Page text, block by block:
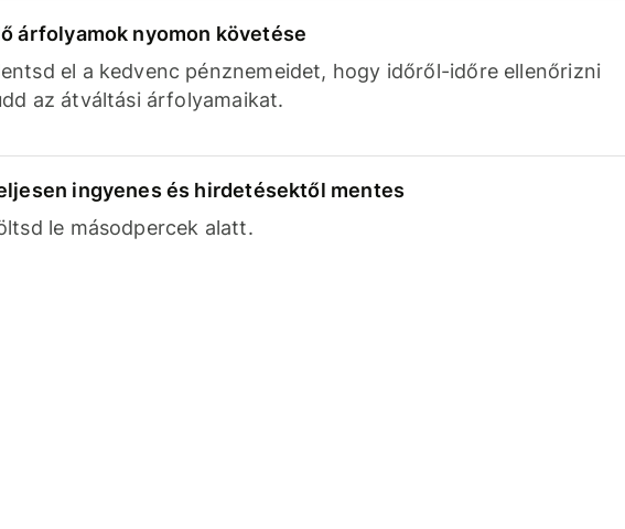
árfolyamok nyomon követése
el a kedvenc pénznemeidet, hogy időről-időre ellenőrizni
az átváltási árfolyamaikat.
ingyenes és hirdetésektől mentes
le másodpercek alatt.